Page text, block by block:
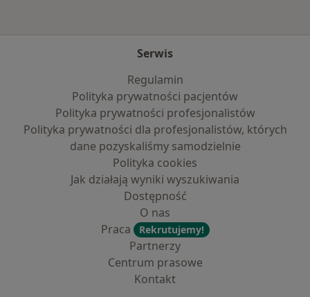
Serwis
Regulamin
Polityka prywatności pacjentów
Polityka prywatności profesjonalistów
Polityka prywatności dla profesjonalistów, których
dane pozyskaliśmy samodzielnie
Polityka cookies
Jak działają wyniki wyszukiwania
Dostępność
O nas
Praca
Rekrutujemy!
Partnerzy
Centrum prasowe
Kontakt